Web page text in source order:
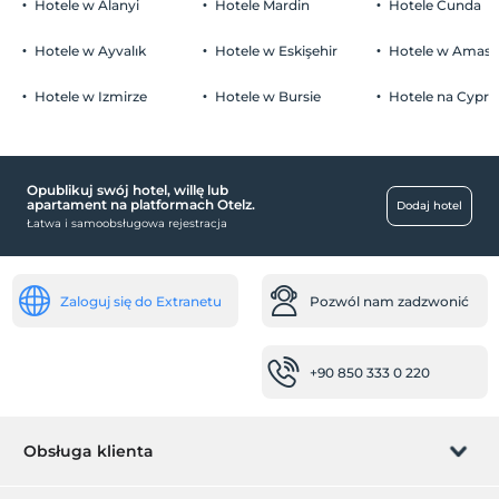
parking (na miejscu)
pokój śniadaniowy
Pokoje
pokoje rodzinne
Krzesełko dla dziecka w restauracji
Łatwy dojazd do szpitala (15 minut)
Hotele w Alanyi
Hotele w Ayvalık
Hotele w Izmirze
Hotele Mardin
Hotele w Eskişehir
Hotele w Bursie
Hotele Cunda
Hotele w
Hotele na
Opublikuj swój hotel, willę lub
apartament na platformach Otelz.
Łatwa i samoobsługowa rejestracja
Dodaj hotel
Zaloguj się do Extranetu Pozwól nam zadzwonić
+90 850 333 0 220
Obsługa klienta